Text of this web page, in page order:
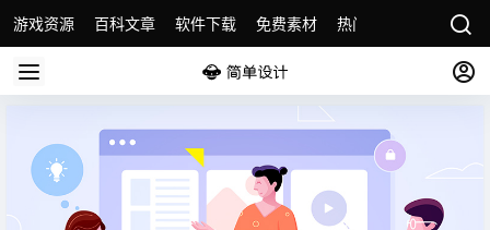
游戏资源 百科文章 软件下载 免费素材 热门素材分类 版权